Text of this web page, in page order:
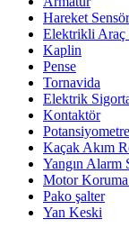
Hareket
Elektrikli Araç
Kaplin
Pense
Tornavida
Elektrik
Kontaktör
Potansiyometre
Kaçak Akım
Yangın Alarm
Motor
Pako şalter
Yan Keski